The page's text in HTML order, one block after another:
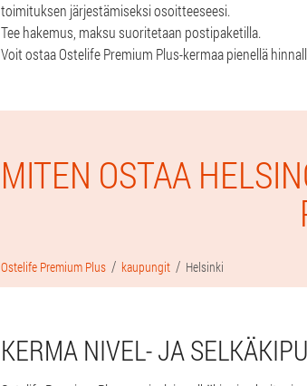
toimituksen järjestämiseksi osoitteeseesi.
Tee hakemus, maksu suoritetaan postipaketilla.
Voit ostaa Ostelife Premium Plus-kermaa pienellä
MITEN OSTAA
Ostelife Premium Plus kaupungit Helsinki
KERMA NIVEL- JA